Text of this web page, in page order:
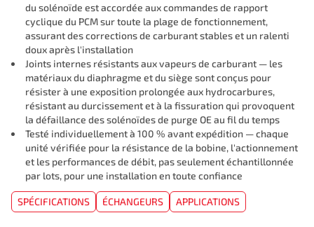
du solénoïde est accordée aux commandes de rapport
cyclique du PCM sur toute la plage de fonctionnement,
assurant des corrections de carburant stables et un ralenti
doux après l'installation
Joints internes résistants aux vapeurs de carburant — les
matériaux du diaphragme et du siège sont conçus pour
résister à une exposition prolongée aux hydrocarbures,
résistant au durcissement et à la fissuration qui provoquent
la défaillance des solénoïdes de purge OE au fil du temps
Testé individuellement à 100 % avant expédition — chaque
unité vérifiée pour la résistance de la bobine, l'actionnement
et les performances de débit, pas seulement échantillonnée
par lots, pour une installation en toute confiance
SPÉCIFICATIONS ÉCHANGEURS APPLICATIONS